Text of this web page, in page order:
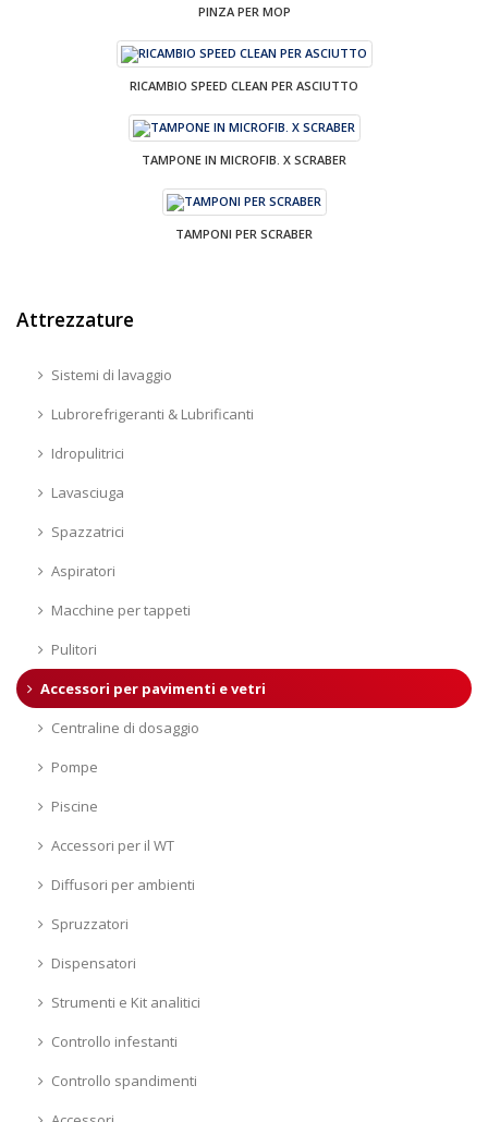
PINZA PER MOP
RICAMBIO SPEED CLEAN PER ASCIUTTO
TAMPONE IN MICROFIB. X SCRABER
TAMPONI PER SCRABER
Attrezzature
Sistemi di lavaggio
Lubrorefrigeranti & Lubrificanti
Idropulitrici
Lavasciuga
Spazzatrici
Aspiratori
Macchine per tappeti
Pulitori
Accessori per pavimenti e vetri
Centraline di dosaggio
Pompe
Piscine
Accessori per il WT
Diffusori per ambienti
Spruzzatori
Dispensatori
Strumenti e Kit analitici
Controllo infestanti
Controllo spandimenti